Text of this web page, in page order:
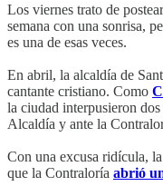
Los viernes trato de
semana con una sonrisa,
es una de esas veces.
En abril, la alcaldía de
cantante cristiano. Como
la ciudad interpusieron
Alcaldía y ante la
Con una excusa ridícula,
que la Contraloría abrió